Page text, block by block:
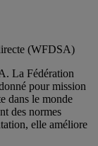
(WFDSA)
La Fédération
pour mission
dans le monde
des normes
elle améliore